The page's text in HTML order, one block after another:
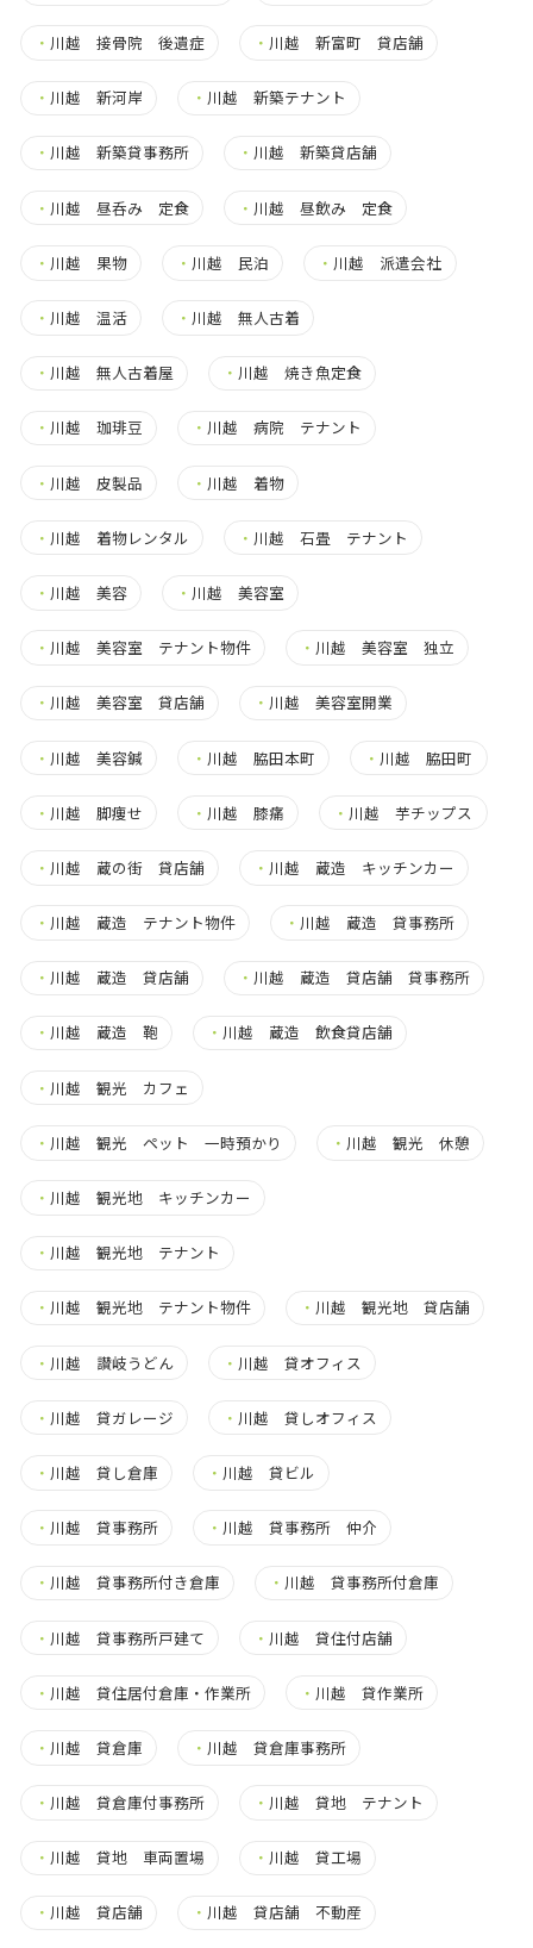
・ 川越 接骨院 後遺症 ・ 川越 新富町 貸店舗
・ 川越 新河岸 ・ 川越 新築テナント
・ 川越 新築貸事務所 ・ 川越 新築貸店舗
・ 川越 昼呑み 定食 ・ 川越 昼飲み 定食
・ 川越 果物 ・ 川越 民泊 ・ 川越 派遣会社
・ 川越 温活 ・ 川越 無人古着
・ 川越 無人古着屋 ・ 川越 焼き魚定食
・ 川越 珈琲豆 ・ 川越 病院 テナント
・ 川越 皮製品 ・ 川越 着物
・ 川越 着物レンタル ・ 川越 石畳 テナント
・ 川越 美容 ・ 川越 美容室
・ 川越 美容室 テナント物件 ・ 川越 美容室 独立
・ 川越 美容室 貸店舗 ・ 川越 美容室開業
・ 川越 美容鍼 ・ 川越 脇田本町 ・ 川越 脇田町
・ 川越 脚痩せ ・ 川越 膝痛 ・ 川越 芋チップス
・ 川越 蔵の街 貸店舗 ・ 川越 蔵造 キッチンカー
・ 川越 蔵造 テナント物件 ・ 川越 蔵造 貸事務所
・ 川越 蔵造 貸店舗 ・ 川越 蔵造 貸店舗 貸事務所
・ 川越 蔵造 鞄 ・ 川越 蔵造 飲食貸店舗
・ 川越 観光 カフェ
・ 川越 観光 ペット 一時預かり ・ 川越 観光 休憩
・ 川越 観光地 キッチンカー
・ 川越 観光地 テナント
・ 川越 観光地 テナント物件 ・ 川越 観光地 貸店舗
・ 川越 讃岐うどん ・ 川越 貸オフィス
・ 川越 貸ガレージ ・ 川越 貸しオフィス
・ 川越 貸し倉庫 ・ 川越 貸ビル
・ 川越 貸事務所 ・ 川越 貸事務所 仲介
・ 川越 貸事務所付き倉庫 ・ 川越 貸事務所付倉庫
・ 川越 貸事務所戸建て ・ 川越 貸住付店舗
・ 川越 貸住居付倉庫・作業所 ・ 川越 貸作業所
・ 川越 貸倉庫 ・ 川越 貸倉庫事務所
・ 川越 貸倉庫付事務所 ・ 川越 貸地 テナント
・ 川越 貸地 車両置場 ・ 川越 貸工場
・ 川越 貸店舗 ・ 川越 貸店舗 不動産